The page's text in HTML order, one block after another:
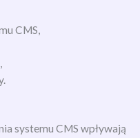
CMS,
systemu CMS wpływają